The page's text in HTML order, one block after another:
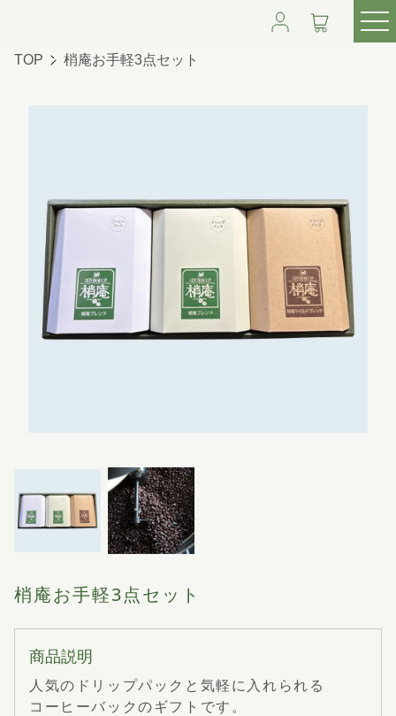
TOP 梢庵お手軽3点セット
梢庵お手軽3点セット
商品説明
人気のドリップパックと気軽に入れられる
コーヒーバックのギフトです。